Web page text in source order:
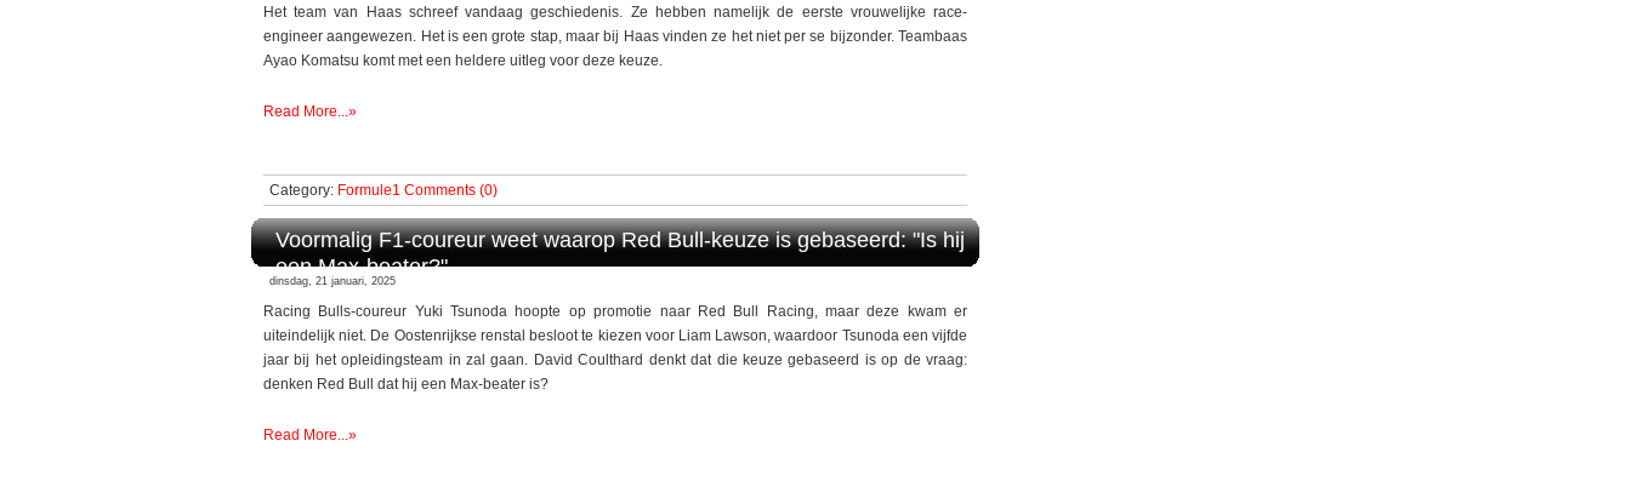
Het team van Haas schreef vandaag geschiedenis. Ze hebben namelijk de eerste vrouwelijke race-
engineer aangewezen. Het is een grote stap, maar bij Haas vinden ze het niet per se bijzonder. Teambaas
Ayao Komatsu komt met een heldere uitleg voor deze keuze.
Read More...»
Category: Formule1 Comments (0)
Voormalig F1-coureur weet waarop Red Bull-keuze is gebaseerd: "Is hij
een Max-beater?"
dinsdag, 21 januari, 2025
Racing Bulls-coureur Yuki Tsunoda hoopte op promotie naar Red Bull Racing, maar deze kwam er
uiteindelijk niet. De Oostenrijkse renstal besloot te kiezen voor Liam Lawson, waardoor Tsunoda een vijfde
jaar bij het opleidingsteam in zal gaan. David Coulthard denkt dat die keuze gebaseerd is op de vraag:
denken Red Bull dat hij een Max-beater is?
Read More...»